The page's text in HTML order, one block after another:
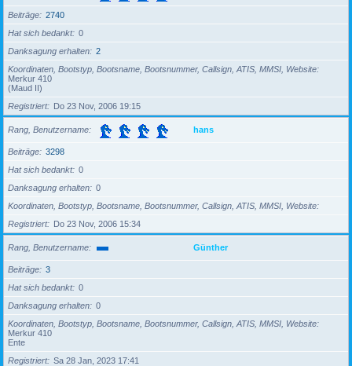
Beiträge
2740
Hat sich bedankt
0
Danksagung erhalten
2
Koordinaten, Bootstyp, Bootsname, Bootsnummer, Callsign, ATIS, MMSI, Website
Merkur 410
(Maud II)
Registriert
Do 23 Nov, 2006 19:15
Rang, Benutzername hans
Beiträge
3298
Hat sich bedankt
0
Danksagung erhalten
0
Koordinaten, Bootstyp, Bootsname, Bootsnummer, Callsign, ATIS, MMSI, Website
Registriert
Do 23 Nov, 2006 15:34
Rang, Benutzername Günther
Beiträge
3
Hat sich bedankt
0
Danksagung erhalten
0
Koordinaten, Bootstyp, Bootsname, Bootsnummer, Callsign, ATIS, MMSI, Website
Merkur 410
Ente
Registriert
Sa 28 Jan, 2023 17:41